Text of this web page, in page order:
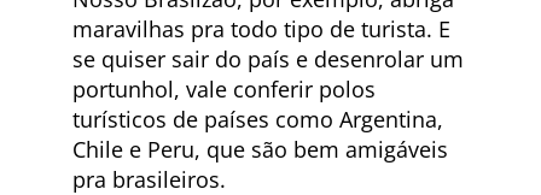
maravilhas pra todo tipo de turista. E
se quiser sair do país e desenrolar um
portunhol, vale conferir polos
turísticos de países como Argentina,
Chile e Peru, que são bem amigáveis
pra brasileiros.